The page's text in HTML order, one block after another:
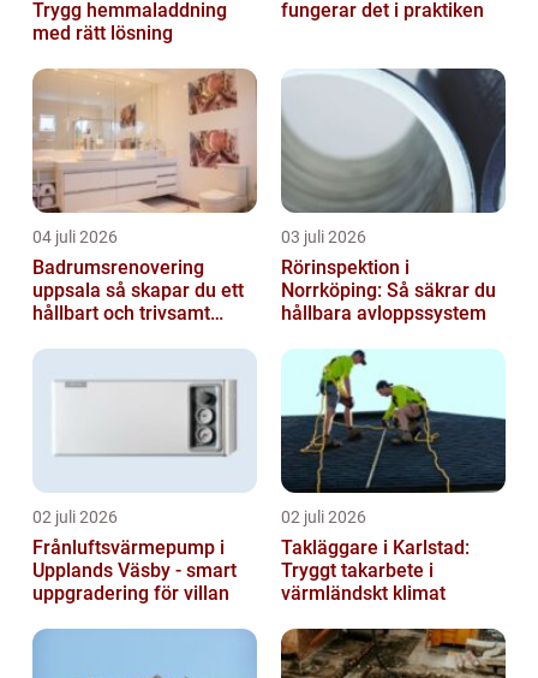
Trygg hemmaladdning
med rätt lösning
fungerar det i praktiken
04 juli 2026
Badrumsrenovering
uppsala så skapar du ett
hållbart och trivsamt
03 juli 2026
Rörinspektion i
Norrköping: Så säkrar du
hållbara avloppssystem
02 juli 2026
Frånluftsvärmepump i
Upplands Väsby - smart
uppgradering för villan
02 juli 2026
Takläggare i Karlstad:
Tryggt takarbete i
värmländskt klimat